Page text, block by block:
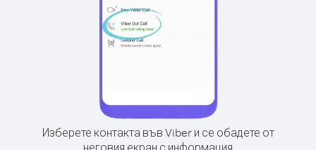
Изберете контакта във Viber и се обадете от
неговия екран с информация